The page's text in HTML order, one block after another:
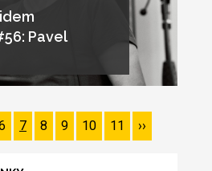
Pavel
Page
7 Page
8 Page
9 Page
10 Page
11
Následující
stránka
››